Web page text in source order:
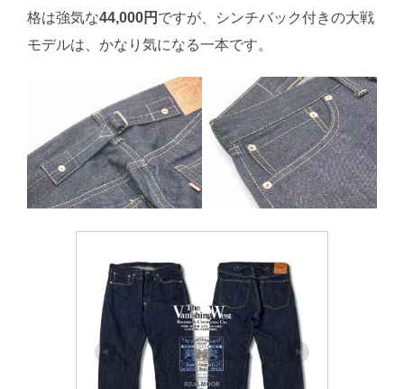
格は強気な44,000円 ですが、シンチバック付きの大戦
モデルは、かなり気になる一本です。